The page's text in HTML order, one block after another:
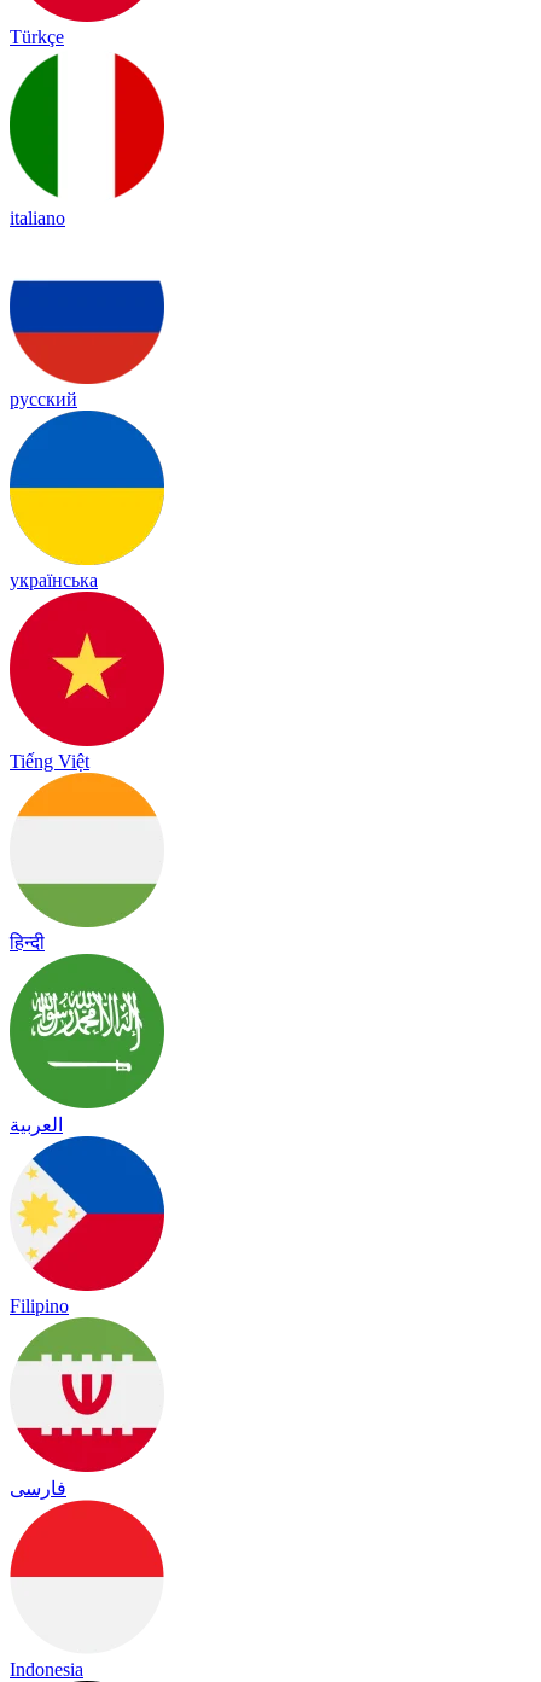
Türkçe
italiano
русский
українська
Tiếng Việt
हिन्दी
العربية
Filipino
فارسی
Indonesia